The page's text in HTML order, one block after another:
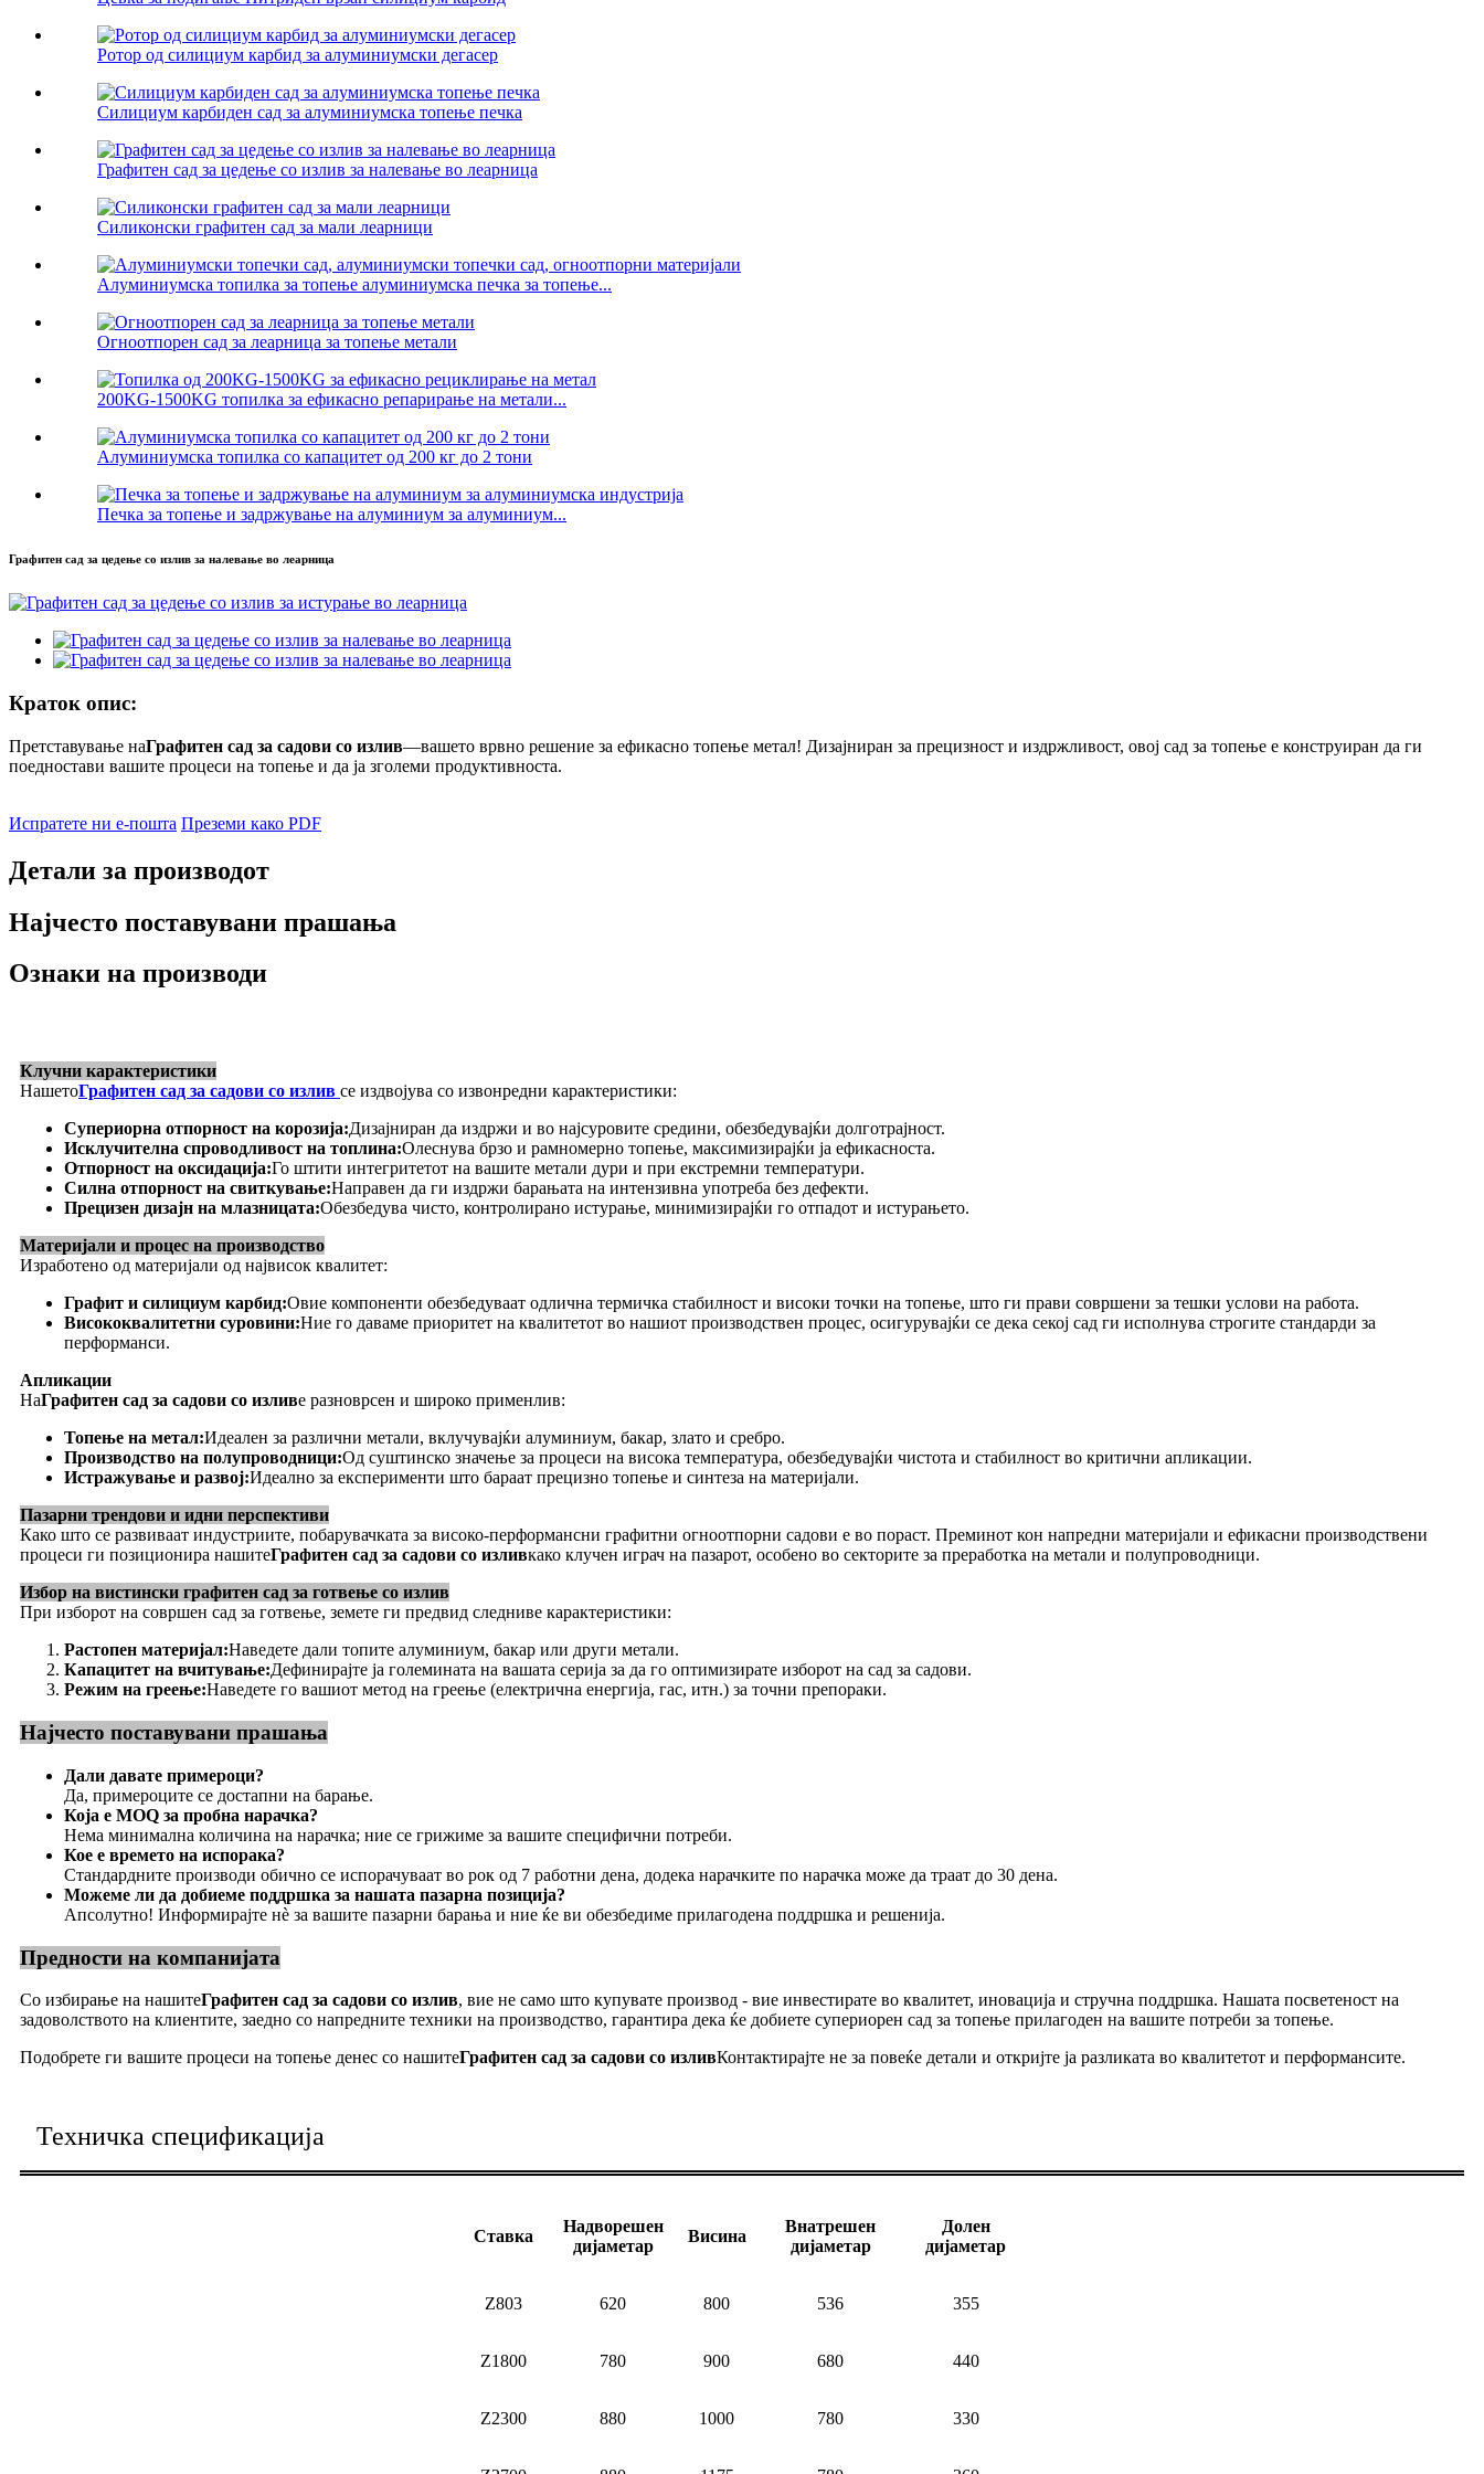
Ротор од силициум карбид за алуминиумски дегасер
Силициум карбиден сад за алуминиумска топење печка
Графитен сад за цедење со излив за налевање во леарница
Силиконски графитен сад за мали леарници
Алуминиумска топилка за топење алуминиумска печка за топење...
Огноотпорен сад за леарница за топење метали
200KG-1500KG топилка за ефикасно репарирање на метали...
Алуминиумска топилка со капацитет од 200 кг до 2 тони
Печка за топење и задржување на алуминиум за алуминиум...
Графитен сад за цедење со излив за налевање во леарница
Краток опис:
Претставување наГрафитен сад за садови со излив—вашето врвно решение за ефикасно топење метал! Дизајниран за прецизност и издржливост, овој сад за топење е конструиран да ги
поедностави вашите процеси на топење и да ја зголеми продуктивноста.
Испратете ни е-пошта Преземи како PDF
Детали за производот
Најчесто поставувани прашања
Ознаки на производи
Клучни карактеристики
НашетоГрафитен сад за садови со излив се издвојува со извонредни карактеристики:
Супериорна отпорност на корозија:Дизајниран да издржи и во најсуровите средини, обезбедувајќи долготрајност.
Исклучителна спроводливост на топлина:Олеснува брзо и рамномерно топење, максимизирајќи ја ефикасноста.
Отпорност на оксидација:Го штити интегритетот на вашите метали дури и при екстремни температури.
Силна отпорност на свиткување:Направен да ги издржи барањата на интензивна употреба без дефекти.
Прецизен дизајн на млазницата:Обезбедува чисто, контролирано истурање, минимизирајќи го отпадот и истурањето.
Материјали и процес на производство
Изработено од материјали од највисок квалитет:
Графит и силициум карбид:Овие компоненти обезбедуваат одлична термичка стабилност и високи точки на топење, што ги прави совршени за тешки услови на работа.
Висококвалитетни суровини:Ние го даваме приоритет на квалитетот во нашиот производствен процес, осигурувајќи се дека секој сад ги исполнува строгите стандарди за
перформанси.
Апликации
НаГрафитен сад за садови со изливе разноврсен и широко применлив:
Топење на метал:Идеален за различни метали, вклучувајќи алуминиум, бакар, злато и сребро.
Производство на полупроводници:Од суштинско значење за процеси на висока температура, обезбедувајќи чистота и стабилност во критични апликации.
Истражување и развој:Идеално за експерименти што бараат прецизно топење и синтеза на материјали.
Пазарни трендови и идни перспективи
Како што се развиваат индустриите, побарувачката за високо-перформансни графитни огноотпорни садови е во пораст. Преминот кон напредни материјали и ефикасни производствени
процеси ги позиционира нашитеГрафитен сад за садови со изливкако клучен играч на пазарот, особено во секторите за преработка на метали и полупроводници.
Избор на вистински графитен сад за готвење со излив
При изборот на совршен сад за готвење, земете ги предвид следниве карактеристики:
Растопен материјал:Наведете дали топите алуминиум, бакар или други метали.
Капацитет на вчитување:Дефинирајте ја големината на вашата серија за да го оптимизирате изборот на сад за садови.
Режим на греење:Наведете го вашиот метод на греење (електрична енергија, гас, итн.) за точни препораки.
Најчесто поставувани прашања
Дали давате примероци?
Да, примероците се достапни на барање.
Која е MOQ за пробна нарачка?
Нема минимална количина на нарачка; ние се грижиме за вашите специфични потреби.
Кое е времето на испорака?
Стандардните производи обично се испорачуваат во рок од 7 работни дена, додека нарачките по нарачка може да траат до 30 дена.
Можеме ли да добиеме поддршка за нашата пазарна позиција?
Апсолутно! Информирајте нè за вашите пазарни барања и ние ќе ви обезбедиме прилагодена поддршка и решенија.
Предности на компанијата
Со избирање на нашитеГрафитен сад за садови со излив, вие не само што купувате производ - вие инвестирате во квалитет, иновација и стручна поддршка. Нашата посветеност на
задоволството на клиентите, заедно со напредните техники на производство, гарантира дека ќе добиете супериорен сад за топење прилагоден на вашите потреби за топење.
Подобрете ги вашите процеси на топење денес со нашитеГрафитен сад за садови со изливКонтактирајте не за повеќе детали и откријте ја разликата во квалитетот и перформансите.
Техничка спецификација
Ставка
Надворешен
дијаметар
Висина
Внатрешен
дијаметар
Долен
дијаметар
Z803 620 800 536 355
Z1800 780 900 680 440
Z2300 880 1000 780 330